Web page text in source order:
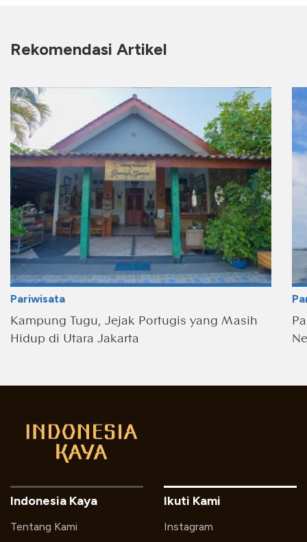
Rekomendasi Artikel
Pariwisata
Kampung Tugu, Jejak Portugis yang Masih
Hidup di Utara Jakarta
Indonesia Kaya
Tentang Kami
Ikuti Kami
Instagram